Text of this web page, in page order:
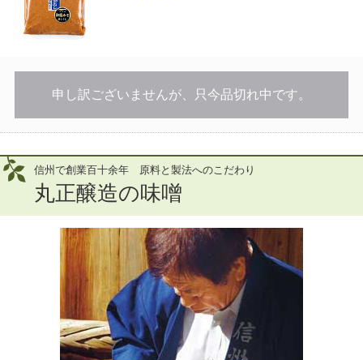
申し訳ございませんが、只今品切れ中です。
信州で創業百十余年 原料と製法へのこだわり
丸正醸造の味噌